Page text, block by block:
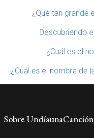
¿Qué tan grande
Descubriendo
¿Cuál es el
¿Cuál es el nombre de
Sobre UndíaunaCanción